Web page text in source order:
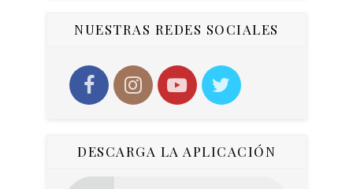
NUESTRAS REDES SOCIALES
DESCARGA LA APLICACIÓN